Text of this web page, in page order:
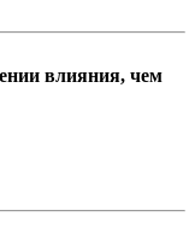
влияния, чем